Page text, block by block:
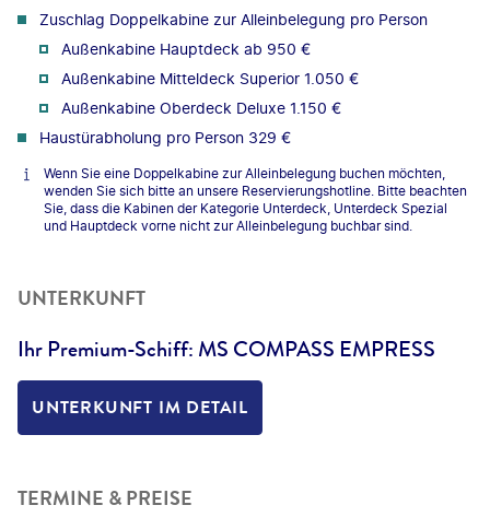
Zuschlag Doppelkabine zur Alleinbelegung pro Person
Außenkabine Hauptdeck ab 950 €
Außenkabine Mitteldeck Superior 1.050 €
Außenkabine Oberdeck Deluxe 1.150 €
Haustürabholung pro Person 329 €
Wenn Sie eine Doppelkabine zur Alleinbelegung buchen möchten,
wenden Sie sich bitte an unsere Reservierungshotline. Bitte beachten
Sie, dass die Kabinen der Kategorie Unterdeck, Unterdeck Spezial
und Hauptdeck vorne nicht zur Alleinbelegung buchbar sind.
UNTERKUNFT
Ihr Premium-Schiff: MS COMPASS EMPRESS
UNTERKUNFT IM DETAIL
TERMINE & PREISE